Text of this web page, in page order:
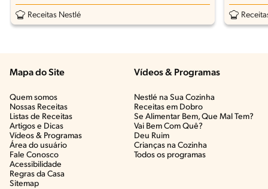
Geleia de Damasco
Receitas Nestlé
Mapa do Site
Quem somos
Nossas Receitas
Listas de Receitas​
Artigos e Dicas​
Vídeos & Programas​
Área do usuário
Fale Conosco
Acessibilidade
Regras da Casa
Sitemap
Vídeos & Programas​
Nestlé na Sua Cozinha
Receitas em Dobro
Se Alimentar Bem, Que Mal Tem?​
Vai Bem Com Quê?​
Deu Ruim​
Crianças na Cozinha​
Todos os programas